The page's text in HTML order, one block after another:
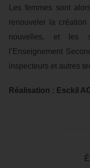
Les femmes sont
renouveler la
nouvelles, et les
l’Enseignement
inspecteurs et autres
Réalisation : Esckil